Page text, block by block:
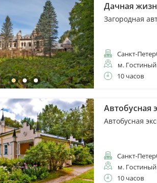
Дачная
Загородная
Санкт-
м.
10 часов
Автобусная
Автобусная
Санкт-
м.
10 часов